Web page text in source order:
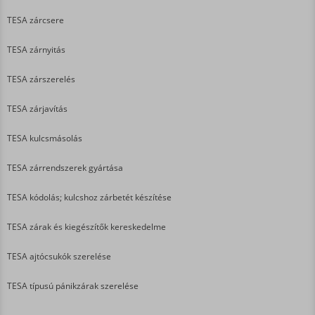
TESA zárcsere
TESA zárnyitás
TESA zárszerelés
TESA zárjavítás
TESA kulcsmásolás
TESA zárrendszerek gyártása
TESA kódolás; kulcshoz zárbetét készítése
TESA zárak és kiegészítők kereskedelme
TESA ajtócsukók szerelése
TESA típusú pánikzárak szerelése